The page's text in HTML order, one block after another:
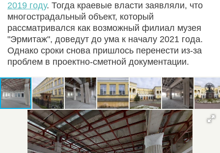
2019 году. Тогда краевые власти заявляли, что
многострадальный объект, который
рассматривался как возможный филиал музея
"Эрмитаж", доведут до ума к началу 2021 года.
Однако сроки снова пришлось перенести из-за
проблем в проектно-сметной документации.